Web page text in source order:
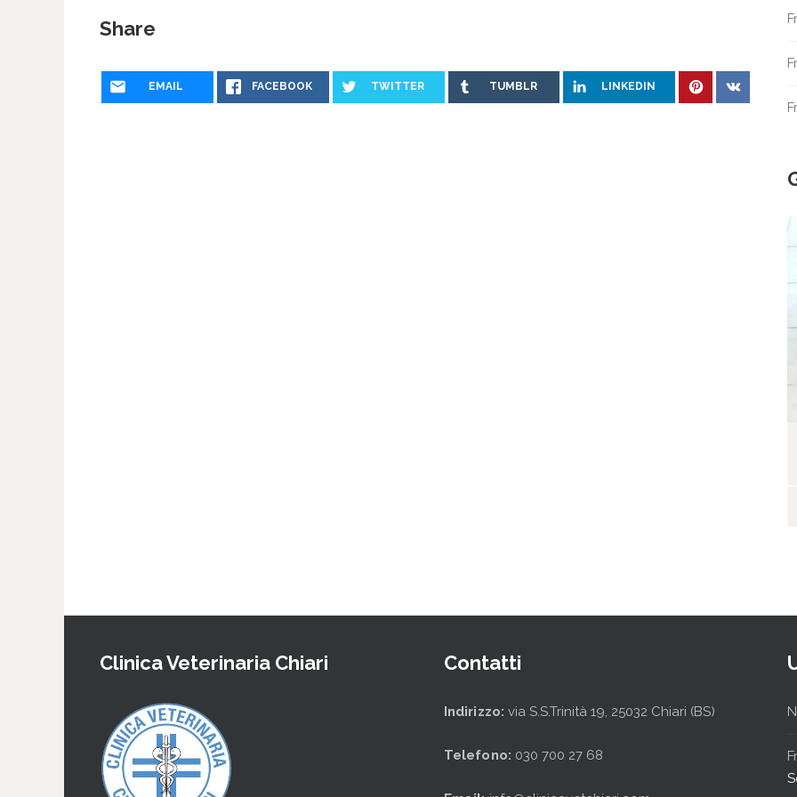
Share
EMAIL FACEBOOK TWITTER TUMBLR LINKEDIN
Clinica Veterinaria Chiari Contatti
Indirizzo: via S.S.Trinità 19, 25032 Chiari (BS)
Telefono: 030 700 27 68